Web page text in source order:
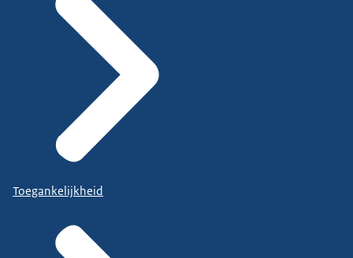
Toegankelijkheid